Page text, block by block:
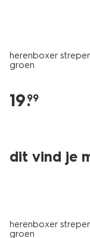
herenboxer
groen
19.
99
dit vind je
3 stuks
herenboxer
groen